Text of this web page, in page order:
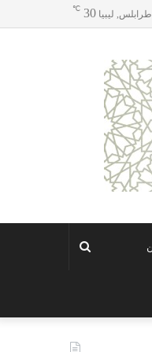
طرابلس, ليبيا 30
℃